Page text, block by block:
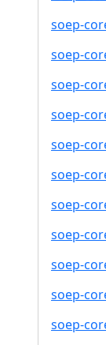
soep-
soep-
soep-
soep-
soep-
soep-
soep-
soep-
soep-
soep-
soep-